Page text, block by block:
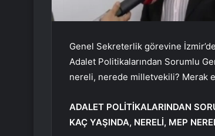
Genel Sekreterlik görevine
Adalet Politikalarından Sorumlu
nereli, nerede milletvekili? Merak
ADALET POLİTİKALARINDAN
KAÇ YAŞINDA, NERELİ, MEP